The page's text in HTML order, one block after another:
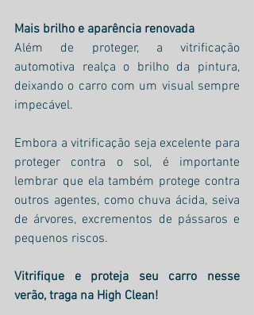
Mais brilho e aparência renovada
Além de proteger, a vitrificação
automotiva realça o brilho da pintura,
deixando o carro com um visual sempre
impecável.
Embora a vitrificação seja excelente para
proteger contra o sol, é importante
lembrar que ela também protege contra
outros agentes, como chuva ácida, seiva
de árvores, excrementos de pássaros e
pequenos riscos.
Vitrifique e proteja seu carro nesse
verão, traga na High Clean!